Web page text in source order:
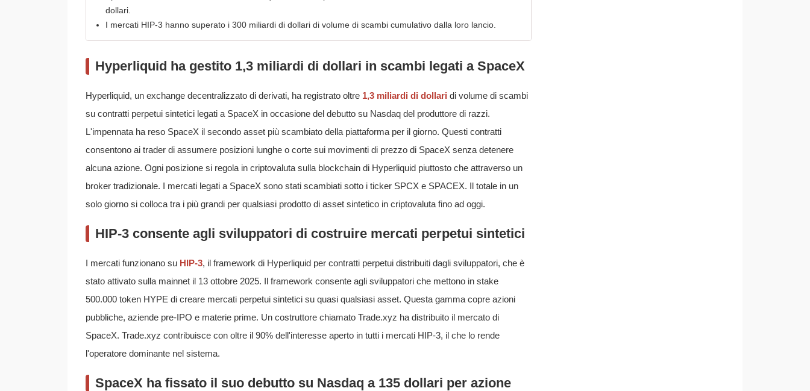
dollari.
I mercati HIP-3 hanno superato i 300 miliardi di dollari di volume di scambi cumulativo dalla loro lancio.
Hyperliquid ha gestito 1,3 miliardi di dollari in scambi legati a SpaceX
Hyperliquid, un exchange decentralizzato di derivati, ha registrato oltre 1,3 miliardi di dollari di volume di scambi
su contratti perpetui sintetici legati a SpaceX in occasione del debutto su Nasdaq del produttore di razzi.
L'impennata ha reso SpaceX il secondo asset più scambiato della piattaforma per il giorno. Questi contratti
consentono ai trader di assumere posizioni lunghe o corte sui movimenti di prezzo di SpaceX senza detenere
alcuna azione. Ogni posizione si regola in criptovaluta sulla blockchain di Hyperliquid piuttosto che attraverso un
broker tradizionale. I mercati legati a SpaceX sono stati scambiati sotto i ticker SPCX e SPACEX. Il totale in un
solo giorno si colloca tra i più grandi per qualsiasi prodotto di asset sintetico in criptovaluta fino ad oggi.
HIP-3 consente agli sviluppatori di costruire mercati perpetui sintetici
I mercati funzionano su HIP-3, il framework di Hyperliquid per contratti perpetui distribuiti dagli sviluppatori, che è
stato attivato sulla mainnet il 13 ottobre 2025. Il framework consente agli sviluppatori che mettono in stake
500.000 token HYPE di creare mercati perpetui sintetici su quasi qualsiasi asset. Questa gamma copre azioni
pubbliche, aziende pre-IPO e materie prime. Un costruttore chiamato Trade.xyz ha distribuito il mercato di
SpaceX. Trade.xyz contribuisce con oltre il 90% dell'interesse aperto in tutti i mercati HIP-3, il che lo rende
l'operatore dominante nel sistema.
SpaceX ha fissato il suo debutto su Nasdaq a 135 dollari per azione